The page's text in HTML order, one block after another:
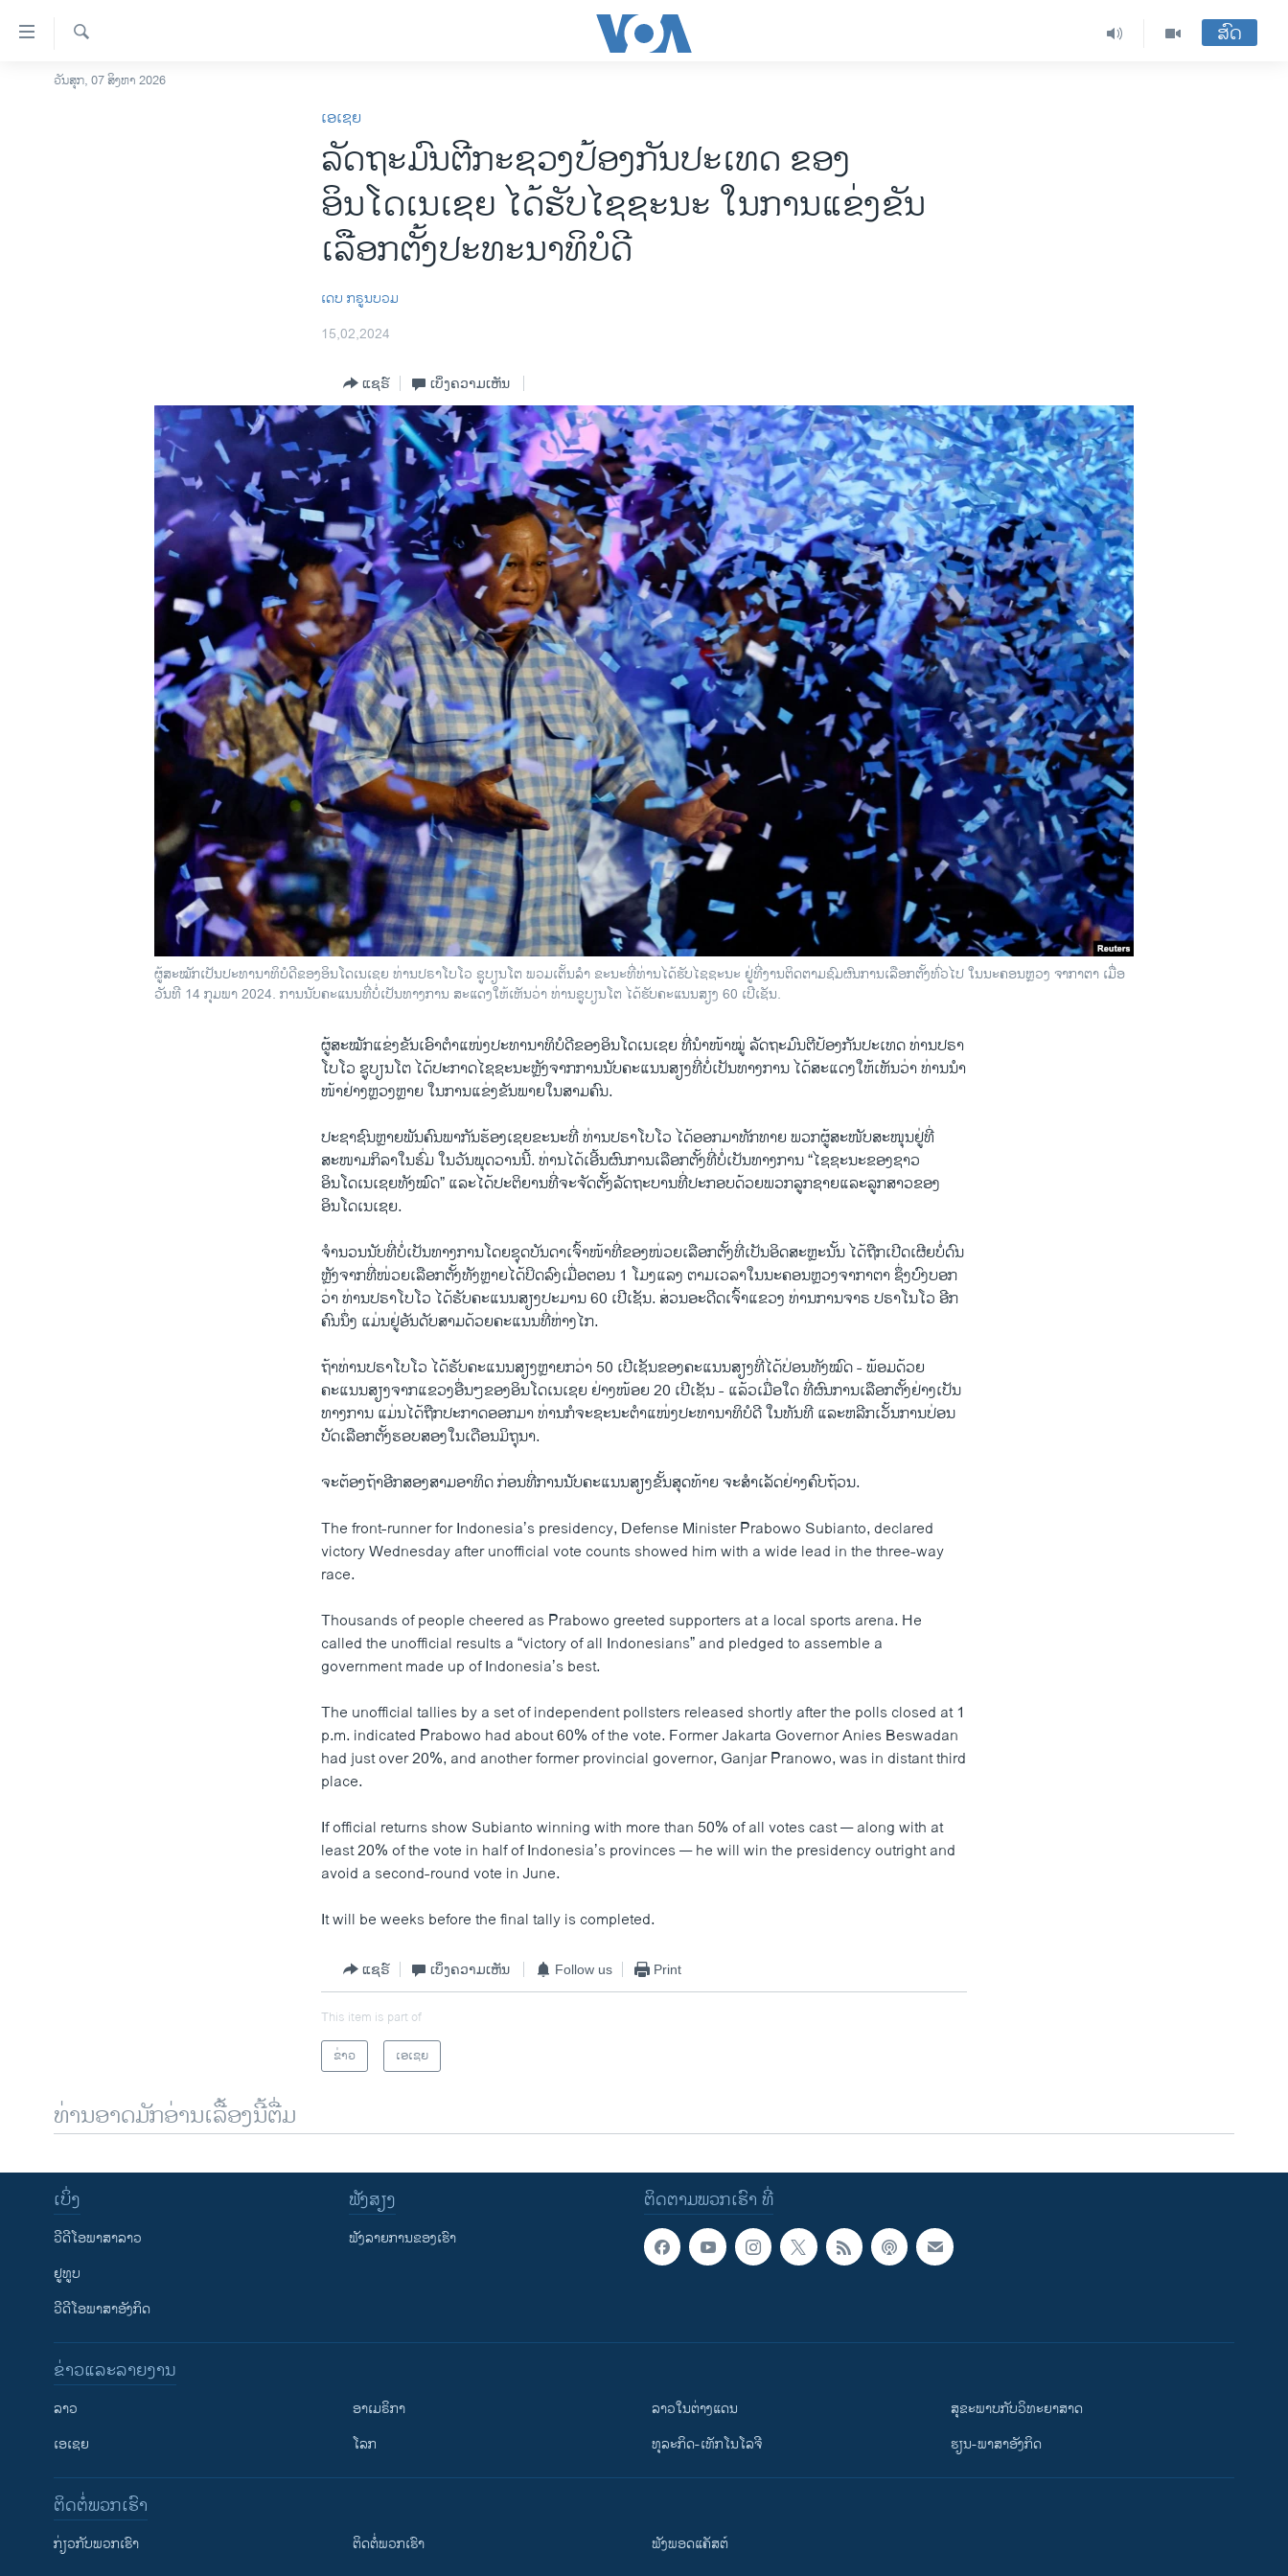
ລິ້ງ
ສຳຫລັບ
ໂຮມເພຈ
ວິທະຍາສາດ-ເທັກໂນໂລຈີ
ຄົ້ນຫາ
ສົດ
ວັນສຸກ, 07 ສິງຫາ 2026
ເອເຊຍ
ລັດຖະມົນຕີກະຊວງປ້ອງກັນປະເທດ ຂອງ
ອິນໂດເນເຊຍ ໄດ້ຮັບໄຊຊະນະ ໃນການແຂ່ງຂັນ
ເລືອກຕັ້ງປະທະນາທິບໍດີ
ເດບ ກຣູນບວມ
15,02,2024
ແຊຣ໌ ເບິ່ງຄວາມເຫັນ
ຜູ້ສະໝັກເປັນປະທານາທິບໍດີຂອງອິນໂດເນເຊຍ ທ່ານປຣາໂບໂວ ຊູບຽນໂຕ ພວມເຕັ້ນລຳ ຂະນະທີ່ທ່ານໄດ້ຮັບໄຊຊະນະ ຢູ່ທີ່ງານຕິດຕາມຊົມຜົນການເລືອກຕັ້ງທົ່ວໄປ ໃນນະຄອນຫຼວງ ຈາກາຕາ ເມື່ອ
ວັນທີ 14 ກຸມພາ 2024. ການນັບຄະແນນທີ່ບໍ່ເປັນທາງການ ສະແດງໃຫ້ເຫັນວ່າ ທ່ານຊູບຽນໂຕ ໄດ້ຮັບຄະແນນສຽງ 60 ເປີເຊັນ.
ຜູ້ສະໝັກແຂ່ງຂັນເອົາຕຳແໜ່ງປະທານາທິບໍດີຂອງອິນໂດເນເຊຍ ທີ່ນຳໜ້າໝູ່ ລັດຖະມົນຕີປ້ອງກັນປະເທດ ທ່ານປຣາ
ໂບໂວ ຊູບຽນໂຕ ໄດ້ປະກາດໄຊຊະນະຫຼັງຈາກການນັບຄະແນນສຽງທີ່ບໍ່ເປັນທາງການ ໄດ້ສະແດງໃຫ້ເຫັນວ່າ ທ່ານນຳ
ໜ້າຢ່າງຫຼວງຫຼາຍ ໃນການແຂ່ງຂັນພາຍໃນສາມຄົນ.
ປະຊາຊົນຫຼາຍພັນຄົນພາກັນຮ້ອງເຊຍຂະນະທີ່ ທ່ານປຣາໂບໂວ ໄດ້ອອກມາທັກທາຍ ພວກຜູ້ສະໜັບສະໜຸນຢູ່ທີ່
ສະໜາມກິລາໃນຮົ່ມ ໃນວັນພຸດວານນີ້. ທ່ານໄດ້ເອີ້ນຜົນການເລືອກຕັ້ງທີ່ບໍ່ເປັນທາງການ “ໄຊຊະນະຂອງຊາວ
ອິນໂດເນເຊຍທັງໝົດ” ແລະໄດ້ປະຕິຍານທີ່ຈະຈັດຕັ້ງລັດຖະບານທີ່ປະກອບດ້ວຍພວກລູກຊາຍແລະລູກສາວຂອງ
ອິນໂດເນເຊຍ.
ຈຳນວນນັບທີ່ບໍ່ເປັນທາງການໂດຍຊຸດບັນດາເຈົ້າໜ້າທີ່ຂອງໜ່ວຍເລືອກຕັ້ງທີ່ເປັນອິດສະຫຼະນັ້ນ ໄດ້ຖືກເປີດເຜີຍບໍ່ດົນ
ຫຼັງຈາກທີ່ໜ່ວຍເລືອກຕັ້ງທັງຫຼາຍໄດ້ປິດລົງເມື່ອຕອນ 1 ໂມງແລງ ຕາມເວລາໃນນະຄອນຫຼວງຈາກາຕາ ຊຶ່ງບົງບອກ
ວ່າ ທ່ານປຣາໂບໂວ ໄດ້ຮັບຄະແນນສຽງປະມານ 60 ເປີເຊັນ. ສ່ວນອະດີດເຈົ້າແຂວງ ທ່ານການຈາຣ ປຣາໂນໂວ ອີກ
ຄົນນຶ່ງ ແມ່ນຢູ່ອັນດັບສາມດ້ວຍຄະແນນທີ່ຫ່າງໄກ.
ຖ້າທ່ານປຣາໂບໂວ ໄດ້ຮັບຄະແນນສຽງຫຼາຍກວ່າ 50 ເປີເຊັນຂອງຄະແນນສຽງທີ່ໄດ້ປ່ອນທັງໝົດ - ພ້ອມດ້ວຍ
ຄະແນນສຽງຈາກແຂວງອື່ນໆຂອງອິນໂດເນເຊຍ ຢ່າງໜ້ອຍ 20 ເປີເຊັນ - ແລ້ວເມື່ອໃດ ທີ່ຜົນການເລືອກຕັ້ງຢ່າງເປັນ
ທາງການ ແມ່ນໄດ້ຖືກປະກາດອອກມາ ທ່ານກໍຈະຊະນະຕຳແໜ່ງປະທານາທິບໍດີ ໃນທັນທີ ແລະຫລີກເວັ້ນການປ່ອນ
ບັດເລືອກຕັ້ງຮອບສອງໃນເດືອນມິຖຸນາ.
ຈະຕ້ອງຖ້າອີກສອງສາມອາທິດ ກ່ອນທີ່ການນັບຄະແນນສຽງຂັ້ນສຸດທ້າຍ ຈະສຳເລັດຢ່າງຄົບຖ້ວນ.
The front-runner for Indonesia’s presidency, Defense Minister Prabowo Subianto, declared
victory Wednesday after unofficial vote counts showed him with a wide lead in the three-way
race.
Thousands of people cheered as Prabowo greeted supporters at a local sports arena. He
called the unofficial results a “victory of all Indonesians” and pledged to assemble a
government made up of Indonesia’s best.
The unofficial tallies by a set of independent pollsters released shortly after the polls closed at 1
p.m. indicated Prabowo had about 60% of the vote. Former Jakarta Governor Anies Beswadan
had just over 20%, and another former provincial governor, Ganjar Pranowo, was in distant third
place.
If official returns show Subianto winning with more than 50% of all votes cast — along with at
least 20% of the vote in half of Indonesia’s provinces — he will win the presidency outright and
avoid a second-round vote in June.
It will be weeks before the final tally is completed.
ແຊຣ໌ ເບິ່ງຄວາມເຫັນ Follow us Print
This item is part of
ຂ່າວ
ເອເຊຍ
ທ່ານອາດມັກອ່ານເລື້ອງນີ້ຕື່ມ
ຕິດຕາມພວກເຮົາ ທີ່
ເບິ່ງ
ວີດີໂອພາສາລາວ
ຢູທູບ
ວີດີໂອພາສາອັງກິດ
ຟັງສຽງ
ຟັງລາຍການຂອງເຮົາ
ຂ່າວແລະລາຍງານ
ລາວ
ເອເຊຍ
ອາເມຣິກາ
ໂລກ
ລາວໃນຕ່າງແດນ
ທຸລະກິດ-ເທັກໂນໂລຈີ
ສຸຂະພາບກັບວິທະຍາສາດ
ຮຽນ-ພາສາອັງກິດ
ຕິດຕໍ່ພວກເຮົາ
ກ່ຽວກັບພວກເຮົາ ຕິດຕໍ່ພວກເຮົາ ຟັງພອດແຄັສຕ໌